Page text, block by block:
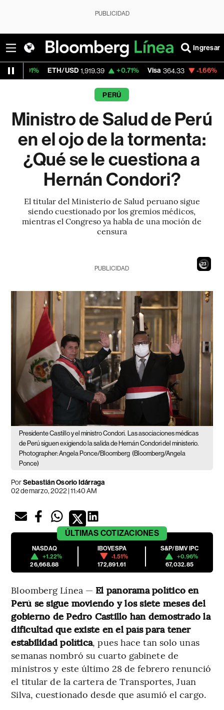
PUBLICIDAD
Ingresar
1,919.39 +0.71% Visa 364.33 -1.66% MercadoLibre
PERÚ
Ministro de Salud de Perú
en el ojo de la tormenta:
¿Qué se le cuestiona a
Hernán Condori?
El titular del Ministerio de Salud peruano sigue
siendo cuestionado por los gremios médicos,
mientras el Congreso ya habla de una moción de
censura
21
PUBLICIDAD
Presidente Castillo y el ministro Condori.
Las asociaciones médicas
de Perú siguen exigiendo la salida de Hernán Condori del ministerio.
Photographer: Angela Ponce/Bloomberg (Bloomberg/Angela
Ponce)
PorSebastián Osorio Idárraga
02 de marzo, 2022 | 11:40 AM
ÚLTIMAS COTIZACIONES
NASDAQ
+1.22%
26,668.88
IBOVESPA
-1.51%
172,891.61
S&P/BMV IPC
+0.96%
67,032.85
Bloomberg Línea — El panorama político en
Perú se sigue moviendo y los siete meses del
gobierno de Pedro Castillo han demostrado la
dificultad que existe en el país para tener
estabilidad política, pues hace tan solo unas
semanas nombró su cuarto gabinete de
ministros y este último 28 de febrero renunció
el titular de la cartera de Transportes, Juan
Silva, cuestionado desde que asumió el cargo.